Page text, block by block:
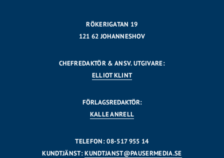
RÖKERIGATAN 19
121 62 JOHANNESHOV
CHEFREDAKTÖR & ANSV. UTGIVARE:
ELLIOT KLINT
FÖRLAGSREDAKTÖR:
KALLE ANRELL
TELEFON: 08-517 955 14
KUNDTJÄNST:KUNDTJANST@PAUSERMEDIA.SE